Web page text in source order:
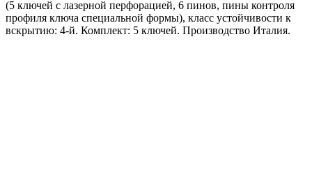
(5 ключей с лазерной перфорацией, 6 пинов, пины контроля
профиля ключа специальной формы), класс устойчивости к
вскрытию: 4-й. Комплект: 5 ключей. Производство Италия.